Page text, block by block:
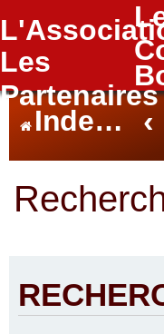
Les
Partenaires
FAQ
Index du forum